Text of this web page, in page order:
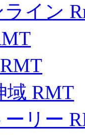
ライン
域 RMT
リー